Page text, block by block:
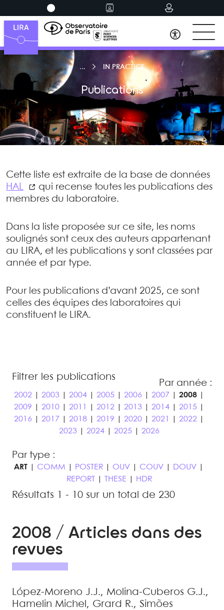
IN PRACTICE
Publications
Cette liste est extraite de la base de données
HAL
qui recense toutes les publications des
membres du laboratoire.
Dans la liste proposée sur ce site, les noms
soulignés sont ceux des auteurs appartenant
au LIRA, et les publications y sont classées par
année et par type.
Pour les publications d’avant 2025, ce sont
celles des équipes des laboratoires qui
constituent le LIRA.
Filtrer les publications
Par année :
2002| 2003| 2004| 2005| 2006 2007 2008|
2009
2010| 2011 2012| 2013| 2014| 2015|
2016
2017 2018| 2019 2020| 2021 2022|
2023| 2024| 2025| 2026
Par type :
ART COMM POSTER OUV COUV DOUV
REPORT
THESE HDR
Résultats 1 - 10 sur un total de 230
2008 / Articles dans des
revues
López-Moreno J.J., Molina-Cuberos G.J.,
Hamelin Michel , Grard R., Simões